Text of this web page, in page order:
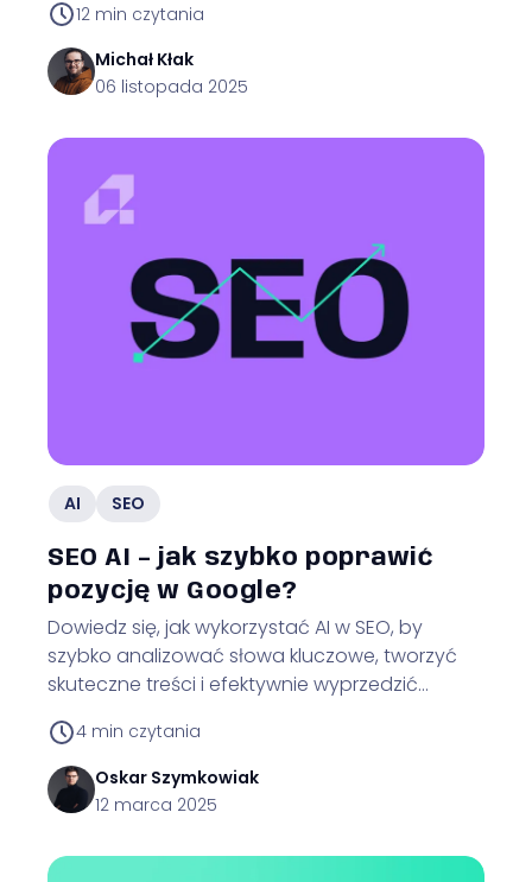
12 min czytania
Michał Kłak
06 listopada 2025
AI SEO
SEO AI – jak szybko poprawić
pozycję w Google?
Dowiedz się, jak wykorzystać AI w SEO, by
szybko analizować słowa kluczowe, tworzyć
skuteczne treści i efektywnie wyprzedzić
4 min czytania
Oskar Szymkowiak
12 marca 2025